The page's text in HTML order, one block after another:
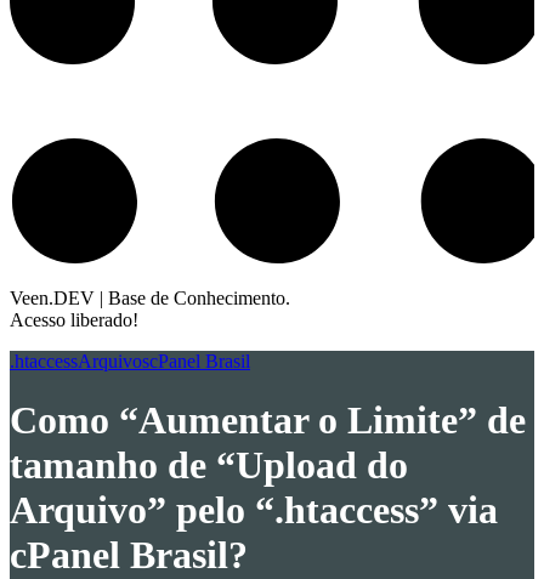
Veen.DEV | Base de Conhecimento.
Acesso liberado!
.htaccessArquivoscPanel Brasil
Como “Aumentar o Limite” de
tamanho de “Upload do
Arquivo” pelo “.htaccess” via
cPanel Brasil?